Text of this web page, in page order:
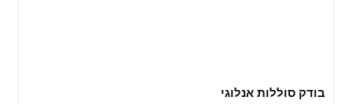
בודק סוללות אנלוגי